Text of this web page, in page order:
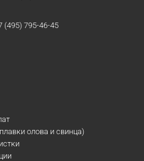
(495) 795-46-45
олова и свинца)